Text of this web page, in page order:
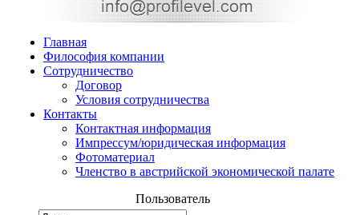
Главная
Философия компании
Cотрудничество
Договор
Условия сотрудничества
Контакты
Контактная информация
Импрессум/юридическая информация
Фотоматериал
Членство в австрийской экономической палате
Пользователь